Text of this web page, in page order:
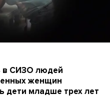
в СИЗО людей
женщин
дети младше трех лет